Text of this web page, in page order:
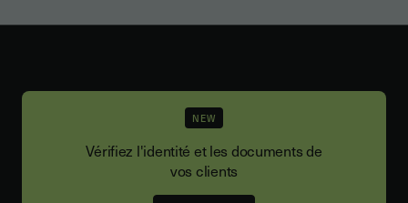
NEW
Vérifiez l'identité et les documents de
vos clients